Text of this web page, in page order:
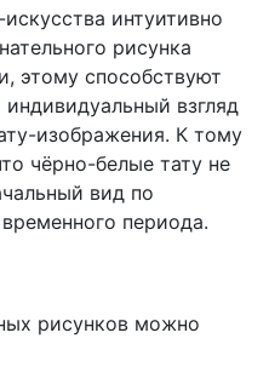
интуитивно
рисунка
этому способствуют
взгляд
изображения. К тому
чёрно-белые тату не
вид по
периода.
рисунков можно